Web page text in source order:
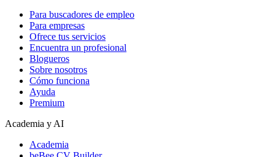
Para buscadores de empleo
Para empresas
Ofrece tus servicios
Encuentra un profesional
Blogueros
Sobre nosotros
Cómo funciona
Ayuda
Premium
Academia y AI
Academia